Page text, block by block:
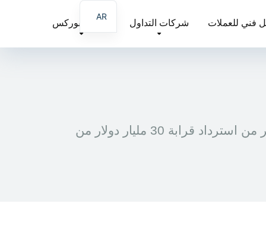
تعليم الفوركس شركات التداول فني للعملات
البيتكوين يشهد بعض الاتجاه الصعودي على مدار الأيام السبعة الماضية، حيث تمكن سوق التشفير من استرداد قرابة 30 مليار دولار من
AR